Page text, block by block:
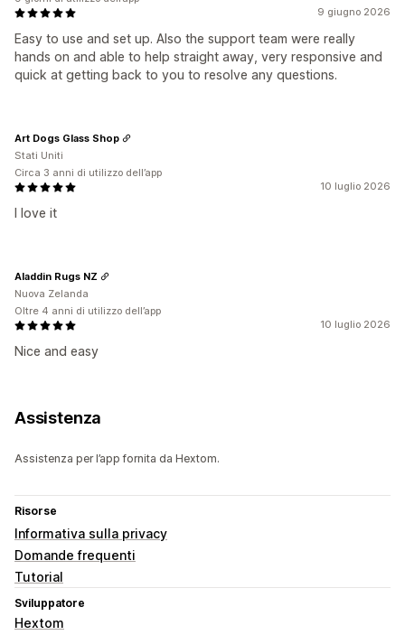
9 giugno 2026
Easy to use and set up. Also the support team were really
hands on and able to help straight away, very responsive and
quick at getting back to you to resolve any questions.
10 luglio 2026
I love it
Art Dogs Glass Shop
Stati Uniti
Circa 3 anni di utilizzo dell’app
10 luglio 2026
Nice and easy
Aladdin Rugs NZ
Nuova Zelanda
Oltre 4 anni di utilizzo dell’app
Assistenza
Assistenza per l’app fornita da Hextom.
Risorse
Informativa sulla privacy
Domande frequenti
Tutorial
Sviluppatore
Hextom